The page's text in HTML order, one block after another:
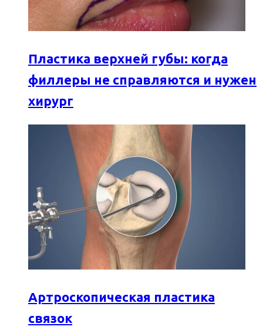
Пластика верхней губы: когда
филлеры не справляются и нужен
хирург
Артроскопическая пластика
связок